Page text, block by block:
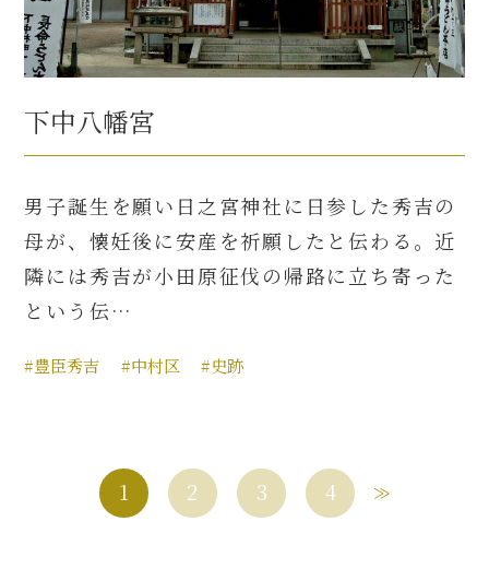
下中八幡宮
男子誕生を願い日之宮神社に日参した秀吉の
母が、懐妊後に安産を祈願したと伝わる。近
隣には秀吉が小田原征伐の帰路に立ち寄った
という伝…
#豊臣秀吉 #中村区 #史跡
1 2 3 4